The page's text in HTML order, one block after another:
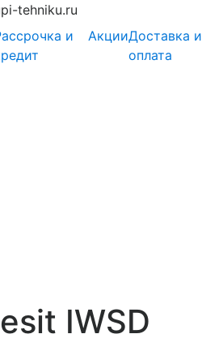
tehniku.ru
и
АкцииДоставка и
оплата
IWSD